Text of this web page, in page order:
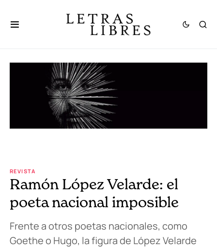
REVISTA
Ramón López Velarde: el
poeta nacional imposible
Frente a otros poetas nacionales, como
Goethe o Hugo, la figura de López Velarde